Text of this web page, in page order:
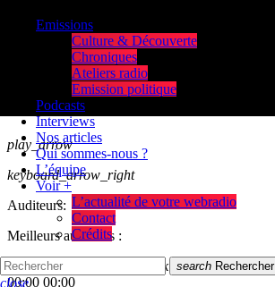
play_arrow
keyboard_arrow_right
Auditeurs:
Meilleurs auditeurs :
skip_previous
skip_next
00:00 00:00
Emissions
Culture & Découverte
Chroniques
Ateliers radio
Emission politique
Podcasts
Interviews
Nos articles
Qui sommes-nous ?
L’équipe
Voir +
L’actualité de votre webradio
Contact
Crédits
search Rechercher
close